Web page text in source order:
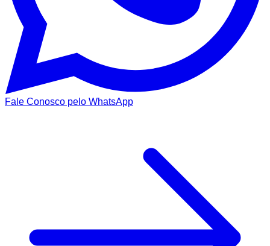
Fale Conosco pelo WhatsApp